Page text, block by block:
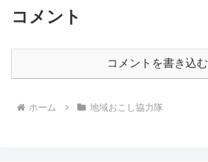
コメント
コメントを書き込む
ホーム 地域おこし協力隊